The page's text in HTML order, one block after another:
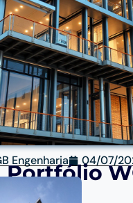
Engenharia 04/07/
Portfólio